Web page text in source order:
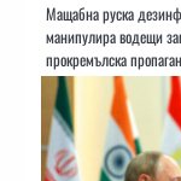
Мащабна руска
манипулира водещи
прокремълска